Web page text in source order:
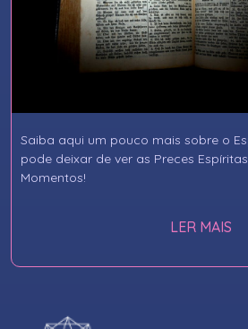
Saiba aqui um pouco mais sobre o
pode deixar de ver as Preces
Momentos!
LER MAIS